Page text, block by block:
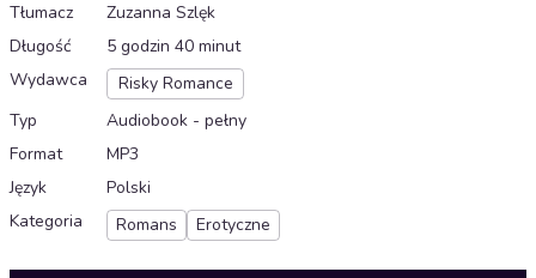
Tłumacz
Zuzanna Szlęk
Długość
5 godzin 40 minut
Wydawca
Risky Romance
Typ
Audiobook - pełny
Format
MP3
Język
Polski
Kategoria
Romans Erotyczne